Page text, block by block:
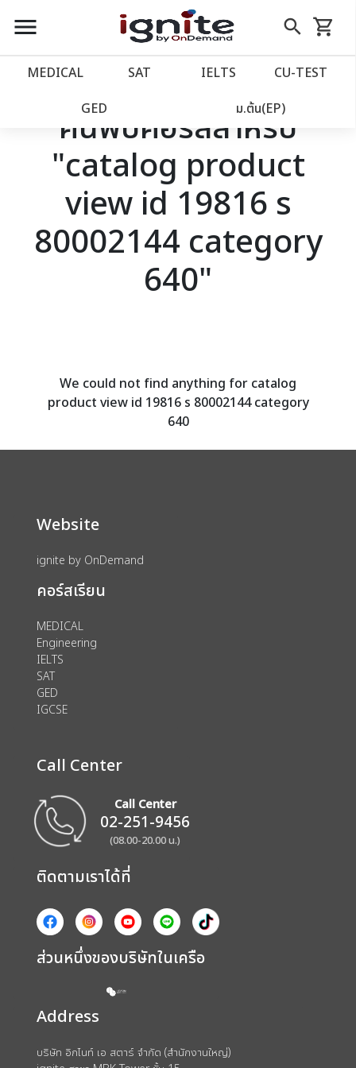
close
account_balance หน้าแรก
เว็บไซต์อิกไนท์
โปรโมชั่น
วางแผนการเรียน
account_circle เข้าสู่ระบบ
menu search
Skip
to
shopping_cart
รถเข็น
MEDICAL SAT IELTS CU‑TEST
GED ม.ต้น(EP)
ค้นพบคอร์สสำหรับ
"catalog product
view id 19816 s
80002144 category
640"
We could not find anything for catalog
product view id 19816 s 80002144 category
640
Website
ignite by OnDemand
คอร์สเรียน
MEDICAL
Engineering
IELTS
SAT
GED
IGCSE
Call Center
Call Center
02-251-9456
(08.00-20.00 น.)
ติดตามเราได้ที่
ส่วนหนึ่งของบริษัทในเครือ
Address
บริษัท อิกไนท์ เอ สตาร์ จำกัด (สำนักงานใหญ่)